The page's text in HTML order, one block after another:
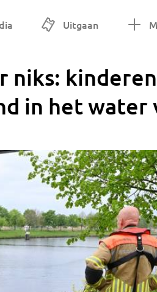
Uitgaan
niks: kinderen
in het water